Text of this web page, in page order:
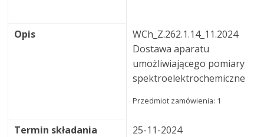
Opis
WCh_Z.262.1.14_11.2024
Dostawa aparatu
umożliwiającego pomiary
spektroelektrochemiczne
Przedmiot zamówienia: 1
Termin składania
25-11-2024